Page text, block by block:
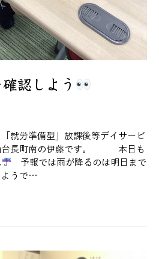
認しよう
就労準備型」放課後等デイサービ
台長町南の伊藤です。 本日も
予報では雨が降るのは明日まで
ようで…